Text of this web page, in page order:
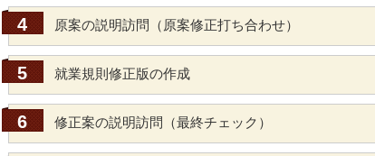
原案の説明訪問（原案修正打ち合わせ）
就業規則修正版の作成
修正案の説明訪問（最終チェック）